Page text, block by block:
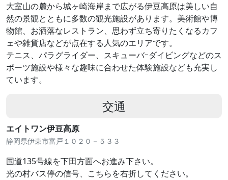
大室山の麓から城ヶ崎海岸まで広がる伊豆高原は美しい自
然の景観とともに多数の観光施設があります。美術館や博
物館、お洒落なレストラン、思わず立ち寄りたくなるカフ
ェや雑貨店などが点在する人気のエリアです。
テニス、パラグライダー、スキューバｰダイビングなどのス
ポーツ施設や様々な趣味に合わせた体験施設なども充実し
ています。
交通
エイトワン伊豆高原
静岡県伊東市富戸１０２０－５３３
国道135号線を下田方面へお進み下さい。
光の村バス停の信号、こちらを右折してください。